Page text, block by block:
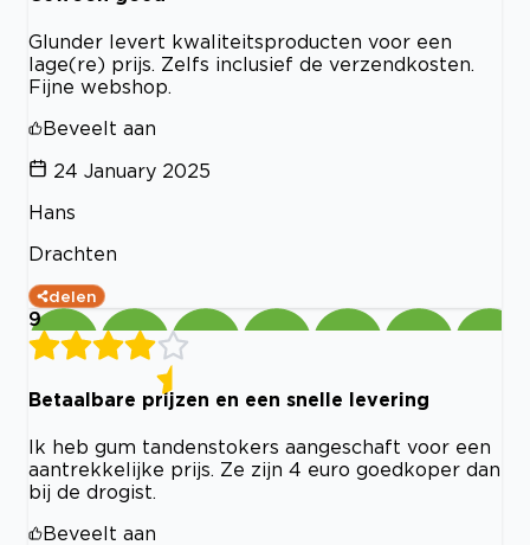
Glunder levert kwaliteitsproducten voor een
lage(re) prijs. Zelfs inclusief de verzendkosten.
Fijne webshop.
Beveelt aan
24 January 2025
Hans
Drachten
delen
9
Betaalbare prijzen en een snelle levering
Ik heb gum tandenstokers aangeschaft voor een
aantrekkelijke prijs. Ze zijn 4 euro goedkoper dan
bij de drogist.
Beveelt aan